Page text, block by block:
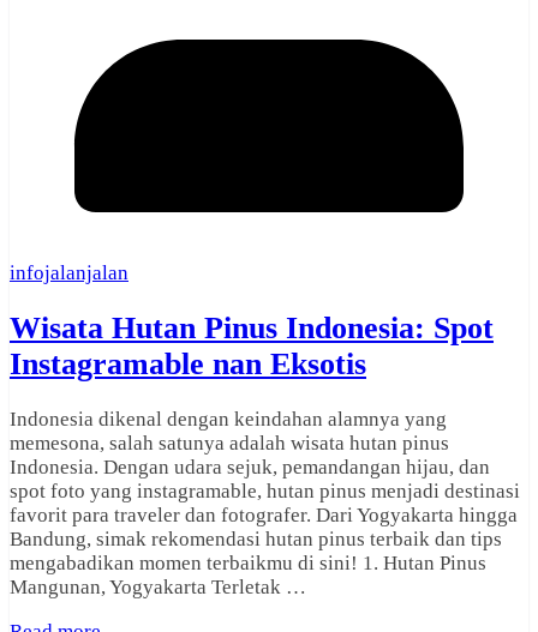
infojalanjalan
Wisata Hutan Pinus Indonesia: Spot
Instagramable nan Eksotis
Indonesia dikenal dengan keindahan alamnya yang
memesona, salah satunya adalah wisata hutan pinus
Indonesia. Dengan udara sejuk, pemandangan hijau, dan
spot foto yang instagramable, hutan pinus menjadi destinasi
favorit para traveler dan fotografer. Dari Yogyakarta hingga
Bandung, simak rekomendasi hutan pinus terbaik dan tips
mengabadikan momen terbaikmu di sini! 1. Hutan Pinus
Mangunan, Yogyakarta Terletak …